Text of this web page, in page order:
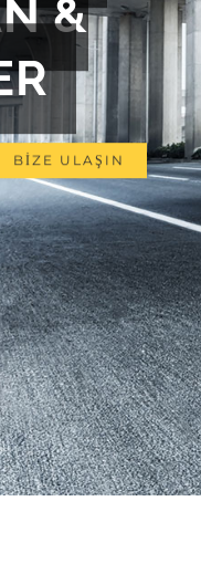
&
BİZE ULAŞIN